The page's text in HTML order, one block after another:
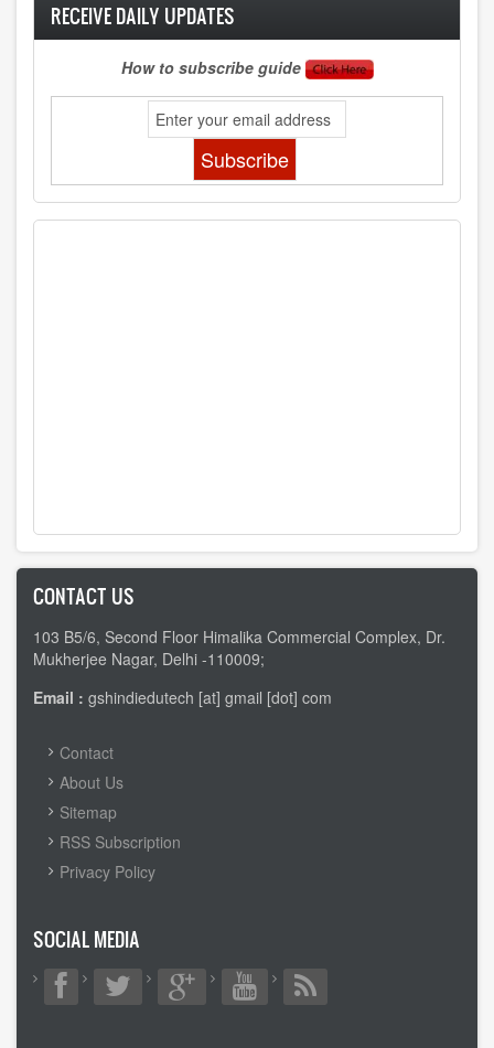
RECEIVE DAILY UPDATES
How to subscribe guide
CONTACT US
103 B5/6, Second Floor Himalika Commercial Complex, Dr.
Mukherjee Nagar, Delhi -110009;
Email : gshindiedutech [at] gmail [dot] com
FOOTER
MENU
Contact
About Us
Sitemap
RSS Subscription
Privacy Policy
SOCIAL MEDIA